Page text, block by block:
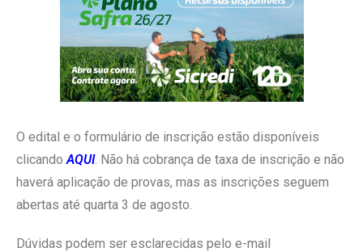
O edital e o formulário de inscrição estão disponíveis
clicandoAQUI. Não há cobrança de taxa de inscrição e não
haverá aplicação de provas, mas as inscrições seguem
abertas até quarta 3 de agosto.
Dúvidas podem ser esclarecidas pelo e-mail